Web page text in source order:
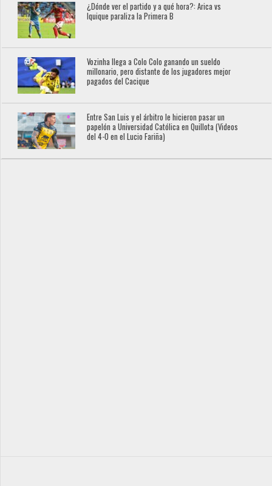
¿Dónde ver el partido y a qué hora?: Arica vs
Iquique paraliza la Primera B
Vozinha llega a Colo Colo ganando un sueldo
millonario, pero distante de los jugadores mejor
pagados del Cacique
Entre San Luis y el árbitro le hicieron pasar un
papelón a Universidad Católica en Quillota (Videos
del 4-0 en el Lucio Fariña)